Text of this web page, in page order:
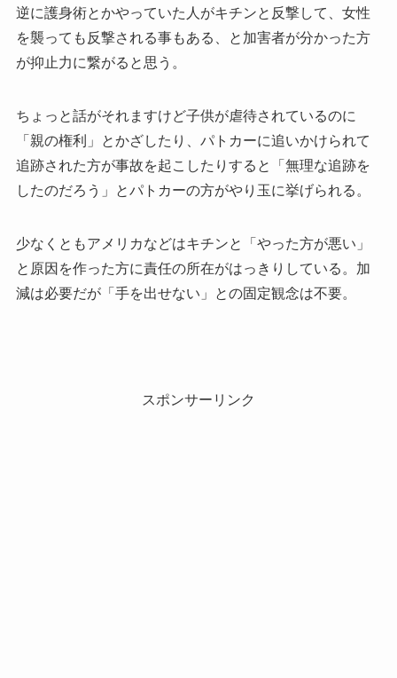
逆に護身術とかやっていた人がキチンと反撃して、女性
を襲っても反撃される事もある、と加害者が分かった方
が抑止力に繋がると思う。
ちょっと話がそれますけど子供が虐待されているのに
「親の権利」とかざしたり、パトカーに追いかけられて
追跡された方が事故を起こしたりすると「無理な追跡を
したのだろう」とパトカーの方がやり玉に挙げられる。
少なくともアメリカなどはキチンと「やった方が悪い」
と原因を作った方に責任の所在がはっきりしている。加
減は必要だが「手を出せない」との固定観念は不要。
スポンサーリンク